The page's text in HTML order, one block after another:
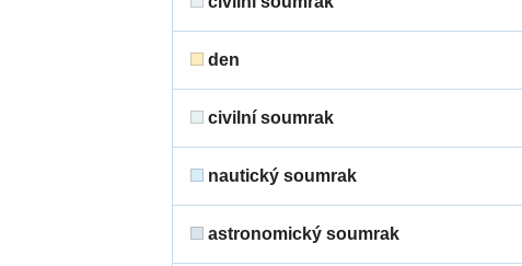
den
civilní soumrak
nautický soumrak
astronomický soumrak